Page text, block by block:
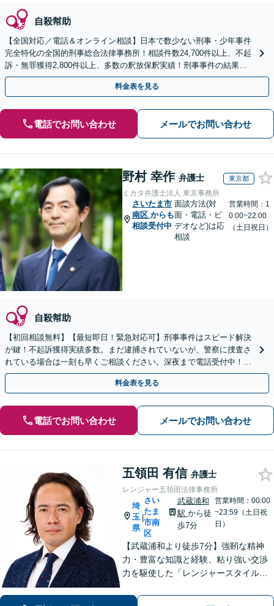
自殺幇助
【全国対応／電話＆オンライン相談】日本で数少ない刑事・少年事件
完全特化の全国的刑事総合法律事務所！相談件数24,700件以上、不起
訴・無罪獲得2,800件以上、多数の釈放保釈実績！刑事事件の結果は
弁護士の腕次第で変わります【初回相談無料】
料金表を見る
電話でお問い合わせ メールでお問い合わせ
野村 幸作 弁護士 東京都
ミカタ弁護士法人 東京事務所
さいたま市
南区 からも
相談受付中
面談方法(対
面・電話・ビ
デオなど)は応
相談
営業時間：1
0:00~22:00
（土日祝日）
自殺幇助
【初回相談無料】【最短即日！緊急対応可】刑事事件はスピード解決
が鍵！不起訴獲得実績多数。まだ逮捕されていないが、警察に捜査さ
れている場合は一刻も早くご相談ください。深夜まで電話受付中！痴
漢／盗撮／のぞき／その他性犯罪など
料金表を見る
電話でお問い合わせ メールでお問い合わせ
五領田 有信 弁護士
レンジャー五領田法律事務所
埼
玉
県
|
さい
たま
市南
区
武蔵浦和
駅 から徒
歩7分
営業時間：00:00
~23:59（土日祝
日）
【武蔵浦和より徒歩7分】強靭な精神
力・豊富な知識と経験、粘り強い交渉
力を駆使した「レンジャースタイル」
【医療・介護問題】美容整形トラブル